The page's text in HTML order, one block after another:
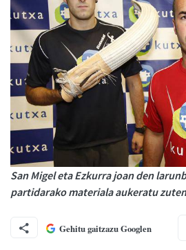
San Migel eta Ezkurra joan den
partidarako materiala aukeratu
Gehitu gaitzazu Googlen